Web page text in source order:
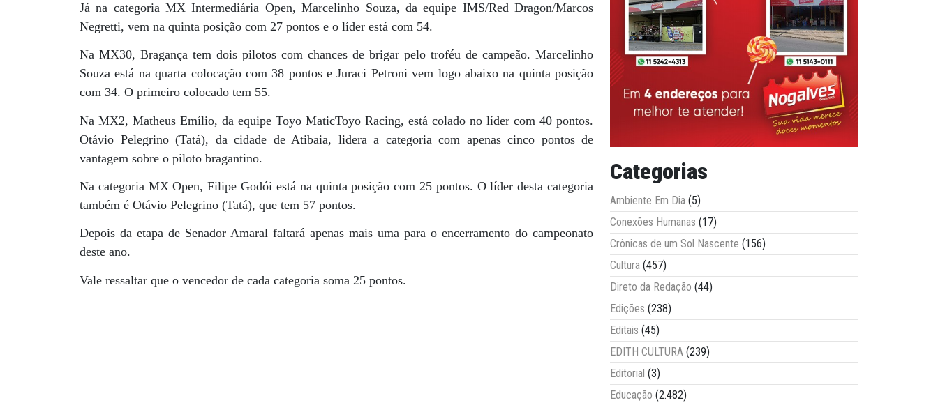
Já na categoria MX Intermediária Open, Marcelinho Souza, da equipe IMS/Red Dragon/Marcos
Negretti, vem na quinta posição com 27 pontos e o líder está com 54.
Na MX30, Bragança tem dois pilotos com chances de brigar pelo troféu de campeão. Marcelinho
Souza está na quarta colocação com 38 pontos e Juraci Petroni vem logo abaixo na quinta posição
com 34. O primeiro colocado tem 55.
Na MX2, Matheus Emílio, da equipe Toyo MaticToyo Racing, está colado no líder com 40 pontos.
Otávio Pelegrino (Tatá), da cidade de Atibaia, lidera a categoria com apenas cinco pontos de
vantagem sobre o piloto bragantino.
Na categoria MX Open, Filipe Godói está na quinta posição com 25 pontos. O líder desta categoria
também é Otávio Pelegrino (Tatá), que tem 57 pontos.
Depois da etapa de Senador Amaral faltará apenas mais uma para o encerramento do campeonato
deste ano.
Vale ressaltar que o vencedor de cada categoria soma 25 pontos.
Categorias
Ambiente Em Dia (5)
Conexões Humanas (17)
Crônicas de um Sol Nascente (156)
Cultura (457)
Direto da Redação (44)
Edições (238)
Editais (45)
EDITH CULTURA (239)
Editorial (3)
Educação (2.482)